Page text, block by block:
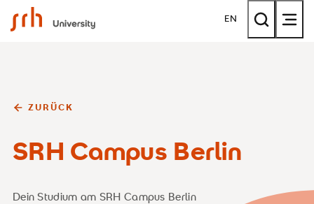
SRH University EN
ZURÜCK
SRH Campus Berlin
Dein Studium am SRH Campus Berlin